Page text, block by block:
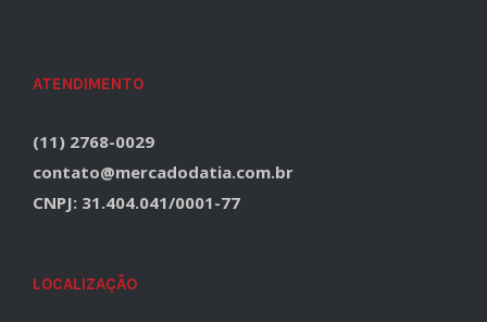
ATENDIMENTO
(11) 2768-0029
contato@mercadodatia.com.br
CNPJ: 31.404.041/0001-77
LOCALIZAÇÃO